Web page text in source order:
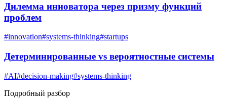
Дилемма инноватора через призму функций
проблем
#innovation#systems-thinking#startups
Детерминированные vs вероятностные системы
#AI#decision-making#systems-thinking
Подробный разбор